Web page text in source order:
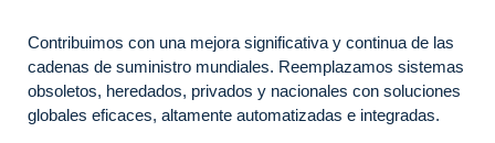
Contribuimos con una mejora significativa y continua de las
cadenas de suministro mundiales. Reemplazamos sistemas
obsoletos, heredados, privados y nacionales con soluciones
globales eficaces, altamente automatizadas e integradas.